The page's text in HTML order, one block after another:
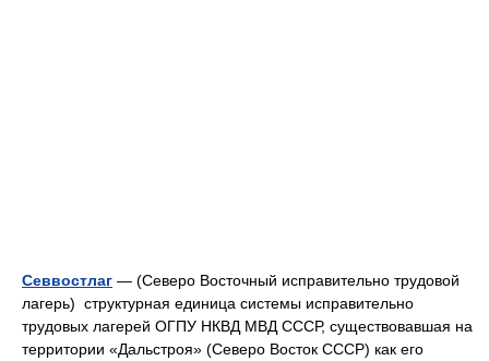
Севвостлаг — (Северо Восточный исправительно трудовой
лагерь) структурная единица системы исправительно
трудовых лагерей ОГПУ НКВД МВД СССР, существовавшая на
территории «Дальстроя» (Северо Восток СССР) как его